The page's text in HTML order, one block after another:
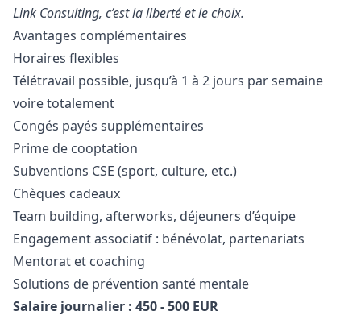
Link Consulting, c’est la liberté et le choix.
Avantages complémentaires
Horaires flexibles
Télétravail possible, jusqu’à 1 à 2 jours par semaine
voire totalement
Congés payés supplémentaires
Prime de cooptation
Subventions CSE (sport, culture, etc.)
Chèques cadeaux
Team building, afterworks, déjeuners d’équipe
Engagement associatif : bénévolat, partenariats
Mentorat et coaching
Solutions de prévention santé mentale
Salaire journalier : 450 - 500 EUR